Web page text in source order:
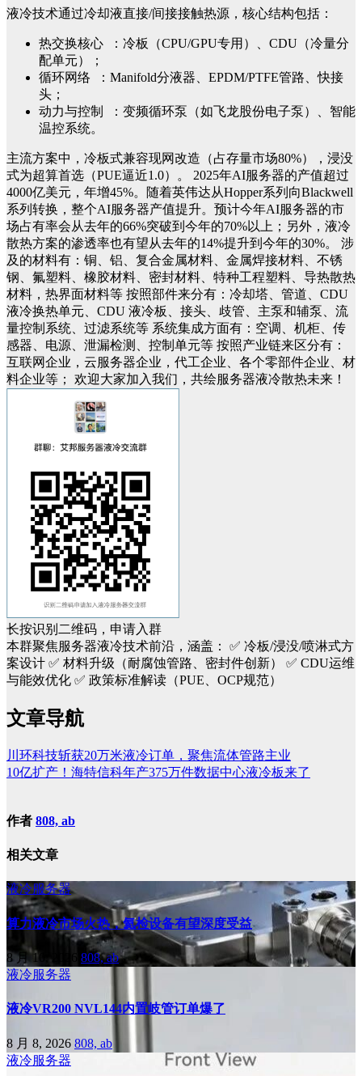
液冷技术通过冷却液直接/间接接触热源，核心结构包括：
热交换核心 ：冷板（CPU/GPU专用）、CDU（冷量分
配单元）；
循环网络 ：Manifold分液器、EPDM/PTFE管路、快接
头；
动力与控制 ：变频循环泵（如飞龙股份电子泵）、智能
温控系统。
主流方案中，冷板式兼容现网改造（占存量市场80%），浸没
式为超算首选（PUE逼近1.0）。
2025年AI服务器的产值超过
4000亿美元，年增45%。随着英伟达从Hopper系列向Blackwell
系列转换，整个AI服务器产值提升。预计今年AI服务器的市
场占有率会从去年的66%突破到今年的70%以上；另外，液冷
散热方案的渗透率也有望从去年的14%提升到今年的30%。
涉
及的材料有：铜、铝、复合金属材料、金属焊接材料、不锈
钢、氟塑料、橡胶材料、密封材料、特种工程塑料、导热散热
材料，热界面材料等 按照部件来分有：冷却塔、管道、 CDU
液冷换热单元
CDU 液冷板、接头、歧管、主泵和辅泵、流
量控制系统、过滤系统等 系统集成方面有：空调、机柜、传
感器、电源、泄漏检测、控制单元等 按照产业链来区分有：
互联网企业，云服务器企业，代工企业、各个零部件企业、材
料企业等；
欢迎大家加入我们，共绘服务器液冷散热未来！
长按识别二维码，申请入群
本群聚焦服务器液冷技术前沿，涵盖：
✅ 冷板/浸没/喷淋式方
案设计 ✅ 材料升级（耐腐蚀管路、密封件创新）
✅ CDU运维
与能效优化 ✅ 政策标准解读（PUE、OCP规范）
文章导航
川环科技斩获20万米液冷订单，聚焦流体管路主业
10亿扩产！海特信科年产375万件数据中心液冷板来了
作者 808, ab
相关文章
液冷服务器
算力液冷市场火热，氦检设备有望深度受益
8 月 10, 2026 808, ab
液冷服务器
液冷VR200 NVL144内置岐管订单爆了
8 月 8, 2026 808, ab
液冷服务器